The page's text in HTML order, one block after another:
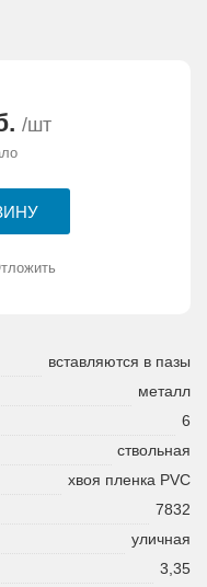
/шт
вставляются в пазы
металл
6
ствольная
хвоя пленка PVC
7832
уличная
3,35